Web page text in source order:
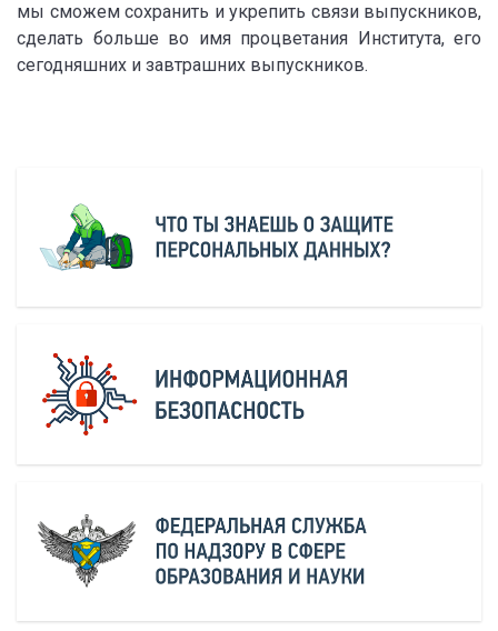
мы сможем сохранить и укрепить связи выпускников,
сделать больше во имя процветания Института, его
сегодняшних и завтрашних выпускников.